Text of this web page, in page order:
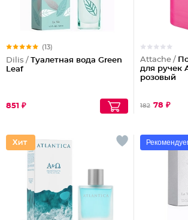
(13)
Dilis / Туалетная вода Green
Leaf
851 ₽
Attache /
для ручек
розовый
182 78 ₽